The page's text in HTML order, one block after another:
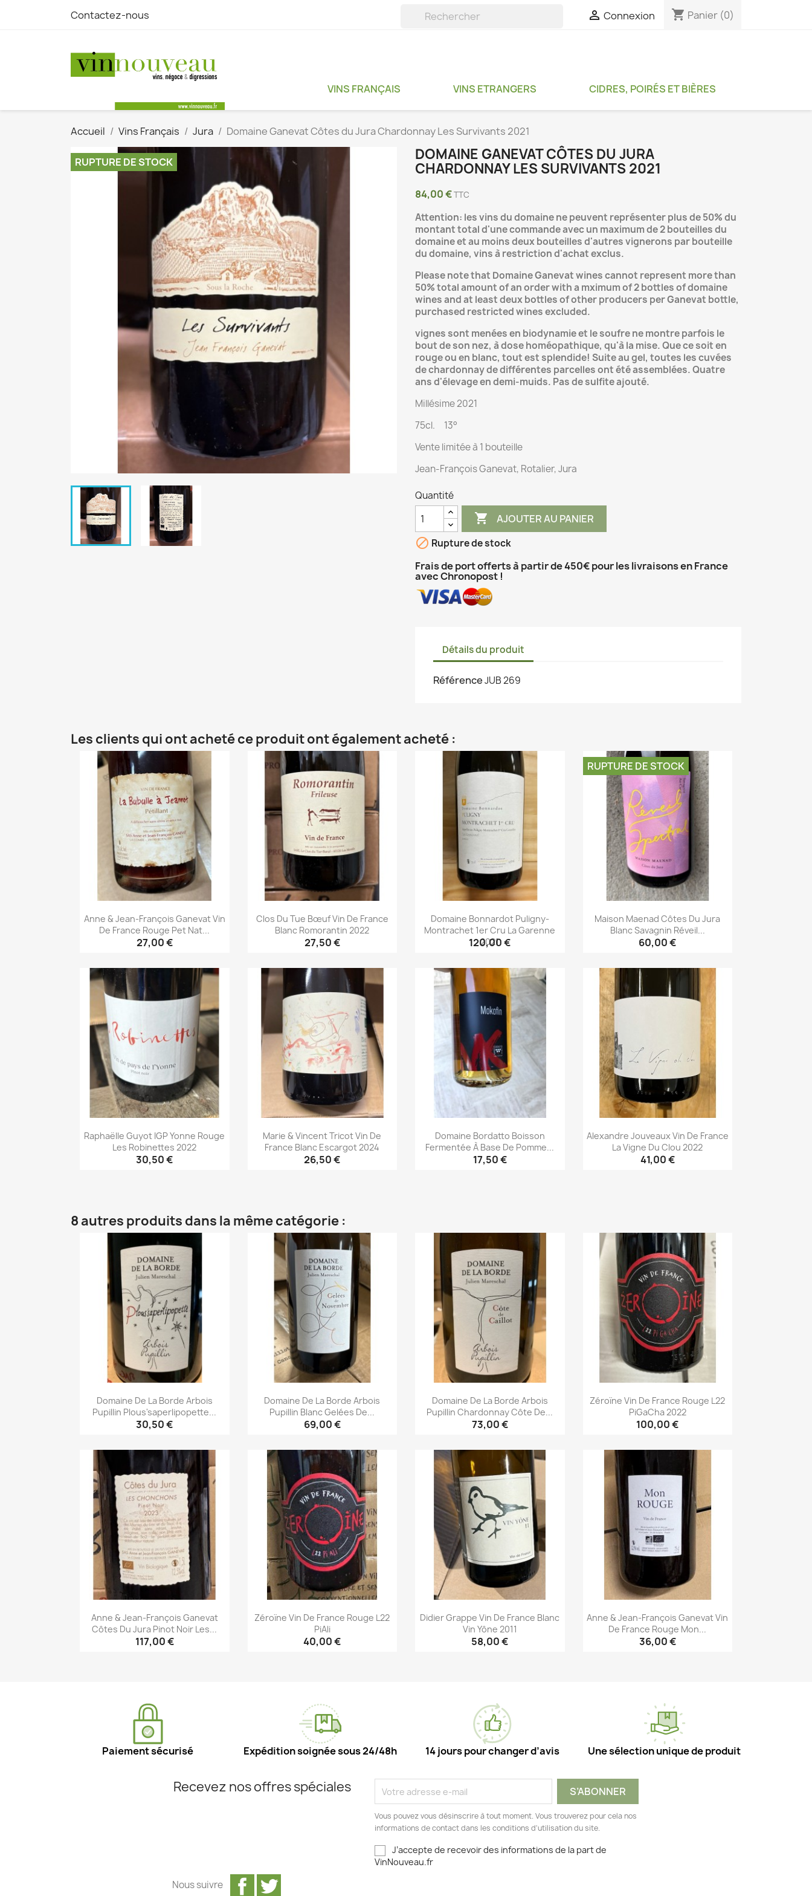
Contactez-nous  Connexion shopping_cart Panier (0)
VINS FRANÇAIS VINS ETRANGERS CIDRES, POIRÉS ET BIÈRES
Accueil Vins Français Jura Domaine Ganevat Côtes du Jura Chardonnay Les Survivants 2021
RUPTURE DE STOCK
DOMAINE GANEVAT CÔTES DU JURA
CHARDONNAY LES SURVIVANTS 2021
84,00 €TTC
Attention: les vins du domaine ne peuvent représenter plus de 50% du
montant total d'une commande avec un maximum de 2 bouteilles du
domaine et au moins deux bouteilles d'autres vignerons par bouteille
du domaine, vins à restriction d'achat exclus.
Please note that Domaine Ganevat wines cannot represent more than
50% total amount of an order with a mximum of 2 bottles of domaine
wines and at least deux bottles of other producers per Ganevat bottle,
purchased restricted wines excluded.
vignes sont menées en biodynamie et le soufre ne montre parfois le
bout de son nez, à dose homéopathique, qu'à la mise. Que ce soit en
rouge ou en blanc, tout est splendide! Suite au gel, toutes les cuvées
de chardonnay de différentes parcelles ont été assemblées. Quatre
ans d'élevage en demi-muids. Pas de sulfite ajouté.
Millésime 2021
75cl. 13°
Vente limitée à 1 bouteille
Jean-François Ganevat, Rotalier, Jura
Quantité
 AJOUTER AU PANIER
 Rupture de stock
Frais de port offerts à partir de 450€ pour les livraisons en France
avec Chronopost !
Détails du produit
RéférenceJUB 269
Les clients qui ont acheté ce produit ont également acheté :
Anne & Jean-François Ganevat Vin
De France Rouge Pet Nat...
27,00 €
Aperçu rapide
Clos Du Tue Bœuf Vin De France
Blanc Romorantin 2022
27,50 €
Aperçu rapide
Domaine Bonnardot Puligny-
Montrachet 1er Cru La Garenne
2021
120,00 €
Aperçu rapide
Maison Maenad Côtes Du Jura
Blanc Savagnin Réveil...
60,00 €
RUPTURE DE STOCK
Aperçu rapide
Raphaëlle Guyot IGP Yonne Rouge
Les Robinettes 2022
30,50 €
Marie & Vincent Tricot Vin De
France Blanc Escargot 2024
26,50 €
Domaine Bordatto Boisson
Fermentée À Base De Pomme...
17,50 €
Alexandre Jouveaux Vin De France
La Vigne Du Clou 2022
41,00 €
8 autres produits dans la même catégorie :
Domaine De La Borde Arbois
Pupillin Plous'saperlipopette...
30,50 €
Aperçu rapide
Domaine De La Borde Arbois
Pupillin Blanc Gelées De...
69,00 €
Aperçu rapide
Domaine De La Borde Arbois
Pupillin Chardonnay Côte De...
73,00 €
Aperçu rapide
Zéroïne Vin De France Rouge L22
PiGaCha 2022
100,00 €
Aperçu rapide
Anne & Jean-François Ganevat
Côtes Du Jura Pinot Noir Les...
117,00 €
Zéroïne Vin De France Rouge L22
PiAli
40,00 €
Didier Grappe Vin De France Blanc
Vin Yône 2011
58,00 €
Anne & Jean-François Ganevat Vin
De France Rouge Mon...
36,00 €
Paiement sécurisé Expédition soignée sous 24/48h 14 jours pour changer d’avis Une sélection unique de produit
Recevez nos offres spéciales
Vous pouvez vous désinscrire à tout moment. Vous trouverez pour cela nos
informations de contact dans les conditions d'utilisation du site.
J’accepte de recevoir des informations de la part de
VinNouveau.fr
Facebook
Nous suivre